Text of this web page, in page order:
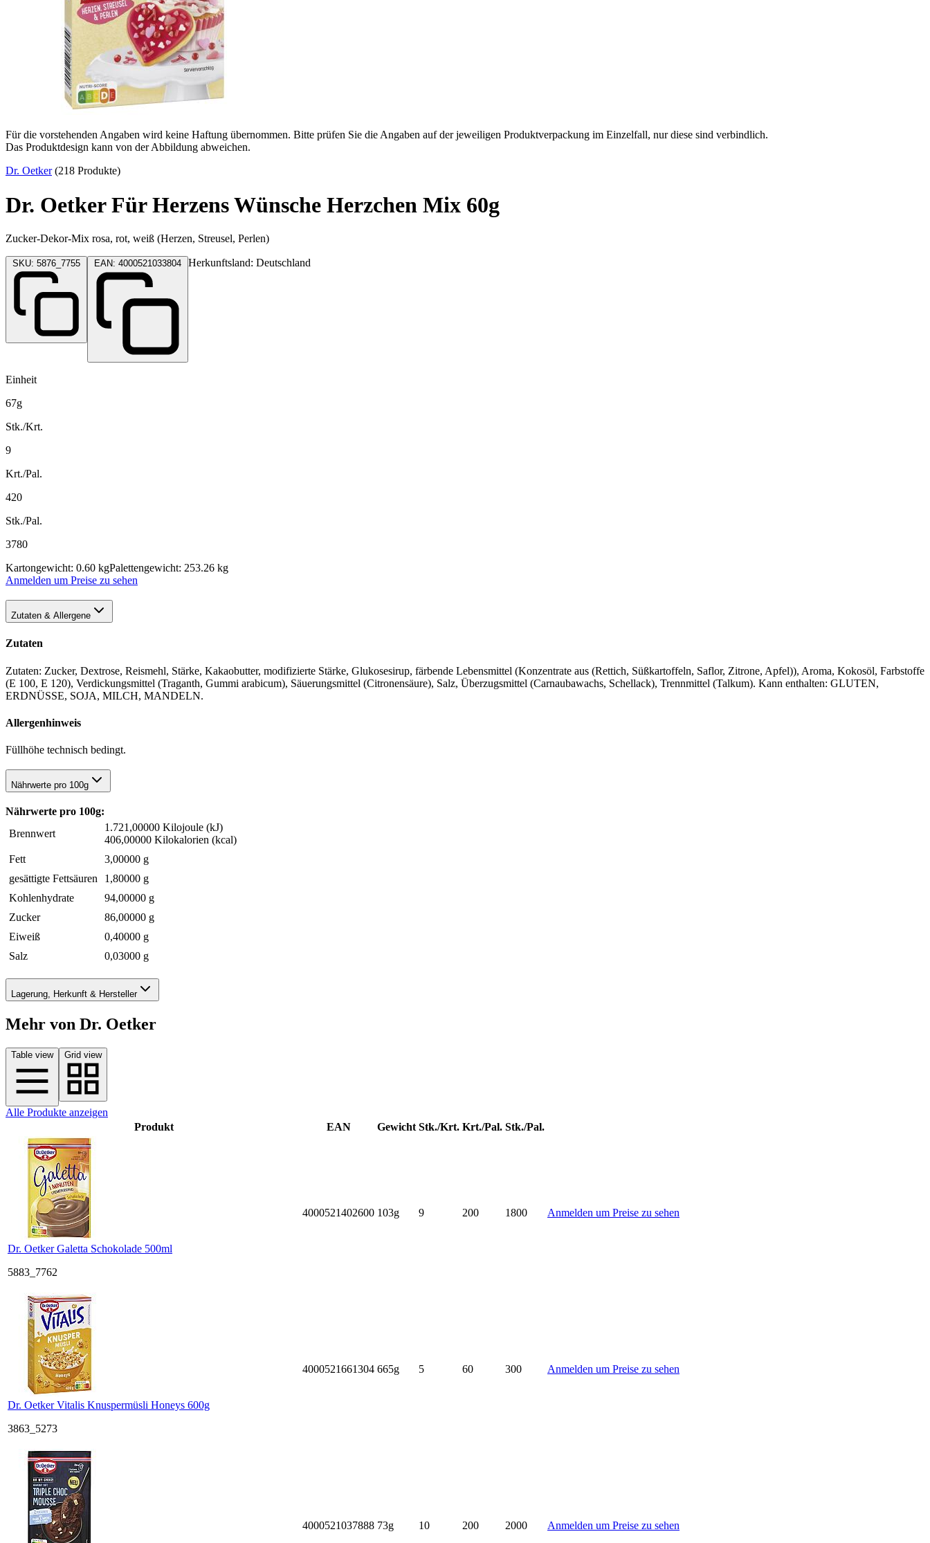
Für die vorstehenden Angaben wird keine Haftung übernommen. Bitte prüfen Sie die Angaben auf der jeweiligen Produktverpackung im Einzelfall, nur diese sind verbindlich.
Das Produktdesign kann von der Abbildung abweichen.
Dr. Oetker(218 Produkte)
Dr. Oetker Für Herzens Wünsche Herzchen Mix 60g
Zucker-Dekor-Mix rosa, rot, weiß (Herzen, Streusel, Perlen)
Herkunftsland: Deutschland
Einheit
67g
Stk./Krt.
9
Krt./Pal.
420
Stk./Pal.
3780
Kartongewicht: 0.60 kgPalettengewicht: 253.26 kg
Anmelden um Preise zu sehen
Zutaten & Allergene
Zutaten
Zutaten: Zucker, Dextrose, Reismehl, Stärke, Kakaobutter, modifizierte Stärke, Glukosesirup, färbende Lebensmittel (Konzentrate aus (Rettich, Süßkartoffeln, Saflor, Zitrone, Apfel)), Aroma, Kokosöl, Farbstoffe
(E 100, E 120), Verdickungsmittel (Traganth, Gummi arabicum), Säuerungsmittel (Citronensäure), Salz, Überzugsmittel (Carnaubawachs, Schellack), Trennmittel (Talkum). Kann enthalten: GLUTEN,
ERDNÜSSE, SOJA, MILCH, MANDELN.
Allergenhinweis
Füllhöhe technisch bedingt.
Nährwerte pro 100g
Nährwerte pro 100g:
Brennwert
1.721,00000 Kilojoule (kJ)
406,00000 Kilokalorien (kcal)
Fett
3,00000 g
gesättigte Fettsäuren
1,80000 g
Kohlenhydrate
94,00000 g
Zucker
86,00000 g
Eiweiß
0,40000 g
Salz
0,03000 g
Lagerung, Herkunft & Hersteller
Mehr von Dr. Oetker
Table view Grid view
Alle Produkte anzeigen
Produkt
EAN Gewicht Stk./Krt. Krt./Pal. Stk./Pal.
Dr. Oetker Galetta Schokolade 500ml
5883_7762
4000521402600 103g 9 200 1800 Anmelden um Preise zu sehen
Dr. Oetker Vitalis Knuspermüsli Honeys 600g
3863_5273
4000521661304 665g 5 60 300 Anmelden um Preise zu sehen
4000521037888 73g 10 200 2000 Anmelden um Preise zu sehen